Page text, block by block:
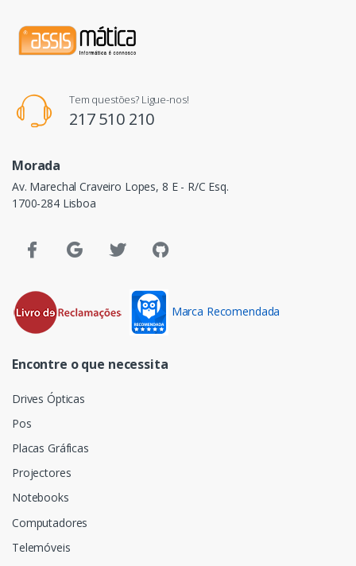
Tem questões? Ligue-nos!
217 510 210
Morada
Av. Marechal Craveiro Lopes, 8 E - R/C Esq.
1700-284 Lisboa
Marca Recomendada
Encontre o que necessita
Drives Ópticas
Pos
Placas Gráficas
Projectores
Notebooks
Computadores
Telemóveis